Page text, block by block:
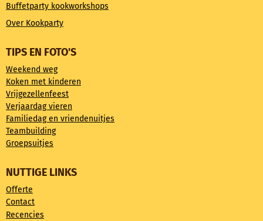
Buffetparty kookworkshops
Over Kookparty
TIPS EN FOTO'S
Weekend weg
Koken met kinderen
Vrijgezellenfeest
Verjaardag vieren
Familiedag en vriendenuitjes
Teambuilding
Groepsuitjes
NUTTIGE LINKS
Offerte
Contact
Recencies